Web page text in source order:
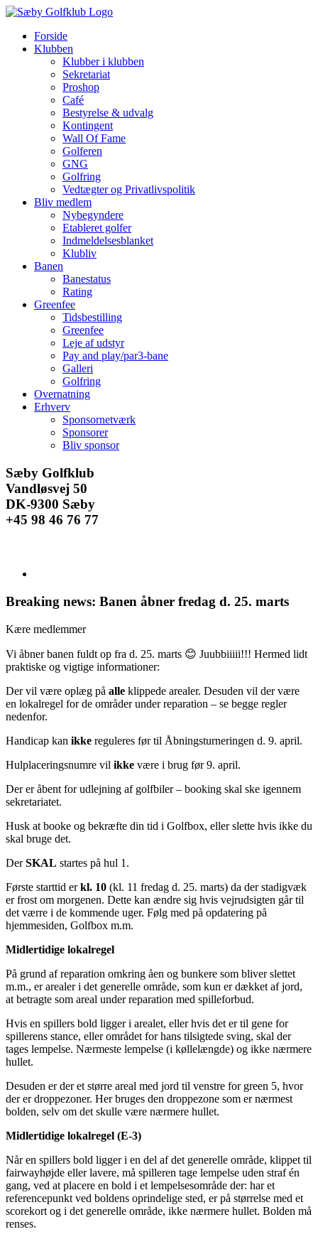
Skip
contentForside
Klubben
Klubber i klubben
Sekretariat
Proshop
Café
Bestyrelse & udvalg
Kontingent
Wall Of Fame
Golferen
GNG
Golfring
Vedtægter og Privatlivspolitik
Bliv medlem
Nybegyndere
Etableret golfer
Indmeldelsesblanket
Klubliv
Banen
Banestatus
Rating
Greenfee
Tidsbestilling
Greenfee
Leje af udstyr
Pay and play/par3-bane
Galleri
Golfring
Overnatning
Erhverv
Sponsornetværk
Sponsorer
Bliv sponsor
Facebook
Instagram
E-
mail
Sæby Golfklub
Vandløsvej 50
DK-9300 Sæby
+45 98 46 76 77
billede
Breaking news: Banen åbner fredag d. 25. marts
Kære medlemmer
Vi åbner banen fuldt op fra d. 25. marts 😊 Juubbiiiii!!! Hermed lidt
praktiske og vigtige informationer:
Der vil være oplæg på alle klippede arealer. Desuden vil der være
en lokalregel for de områder under reparation – se begge regler
nedenfor.
Handicap kan ikke reguleres før til Åbningsturneringen d. 9. april.
Hulplaceringsnumre vil ikke være i brug før 9. april.
Der er åbent for udlejning af golfbiler – booking skal ske igennem
sekretariatet.
Husk at booke og bekræfte din tid i Golfbox, eller slette hvis ikke du
skal bruge det.
DerSKAL startes på hul 1.
Første starttid erkl. 10 (kl. 11 fredag d. 25. marts) da der stadigvæk
er frost om morgenen. Dette kan ændre sig hvis vejrudsigten går til
det værre i de kommende uger. Følg med på opdatering på
hjemmesiden, Golfbox m.m.
Midlertidige lokalregel
På grund af reparation omkring åen og bunkere som bliver slettet
m.m., er arealer i det generelle område, som kun er dækket af jord,
at betragte som areal under reparation med spilleforbud.
Hvis en spillers bold ligger i arealet, eller hvis det er til gene for
spillerens stance, eller området for hans tilsigtede sving, skal der
tages lempelse. Nærmeste lempelse (i køllelængde) og ikke nærmere
hullet.
Desuden er der et større areal med jord til venstre for green 5, hvor
der er droppezoner. Her bruges den droppezone som er nærmest
bolden, selv om det skulle være nærmere hullet.
Midlertidige lokalregel (E-3)
Når en spillers bold ligger i en del af det generelle område, klippet til
fairwayhøjde eller lavere, må spilleren tage lempelse uden straf én
gang, ved at placere en bold i et lempelsesområde der: har et
referencepunkt ved boldens oprindelige sted, er på størrelse med et
scorekort og i det generelle område, ikke nærmere hullet. Bolden må
renses.